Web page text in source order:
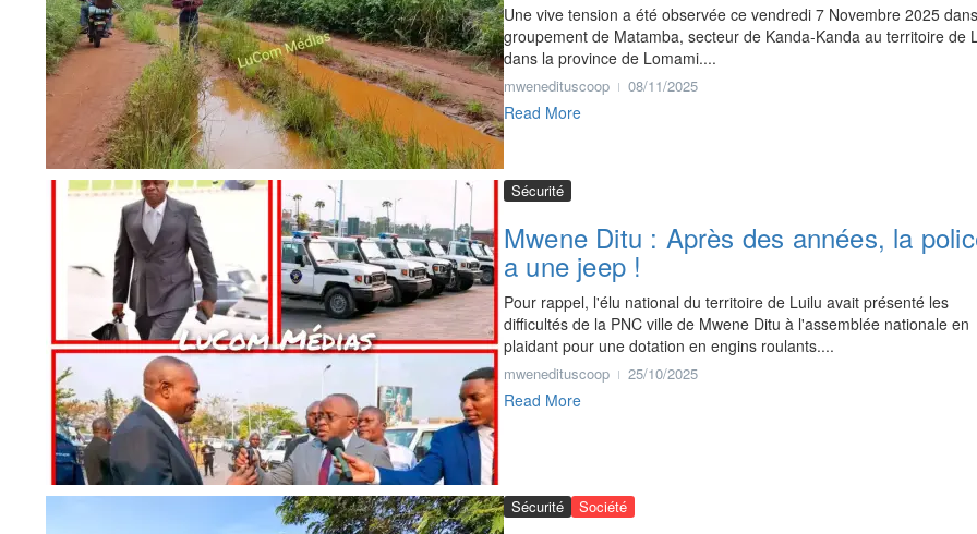
Une vive tension a été observée ce vendredi 7 Novembre 2025
groupement de Matamba, secteur de Kanda-Kanda au territoire de
dans la province de Lomami....
mwenedituscoop 08/11/2025
Read More
Sécurité
Mwene Ditu : Après des années, la
a une jeep !
Pour rappel, l'élu national du territoire de Luilu avait présenté les
difficultés de la PNC ville de Mwene Ditu à l'assemblée nationale en
plaidant pour une dotation en engins roulants....
mwenedituscoop 25/10/2025
Read More
Sécurité Société